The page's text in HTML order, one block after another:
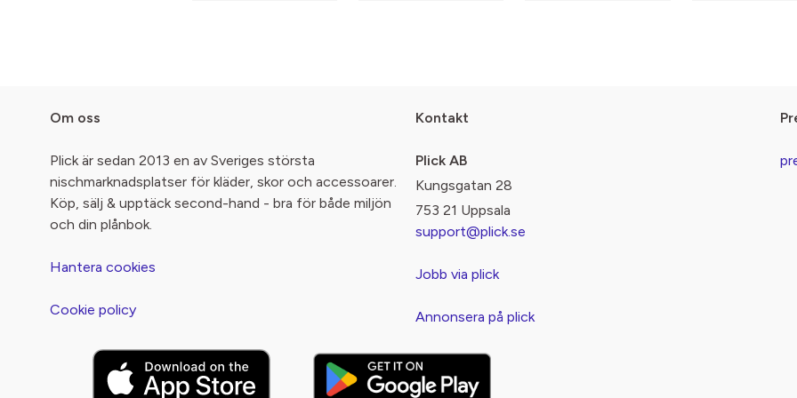
Om oss
Plick är sedan 2013 en av Sveriges största
nischmarknadsplatser för kläder, skor och accessoarer.
Köp, sälj & upptäck second-hand - bra för både miljön
och din plånbok.
Hantera cookies
Cookie policy
Kontakt
Plick AB
Kungsgatan 28
753 21 Uppsala
support@plick.se
Jobb via plick
Annonsera på plick